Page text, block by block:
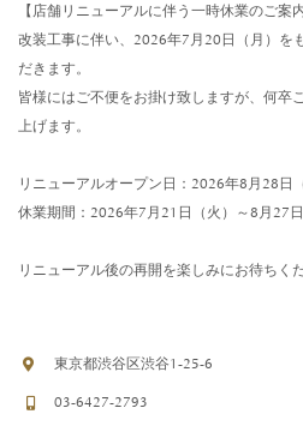
【店舗リニューアルに伴う一時休業のご案内
改装工事に伴い、2026年7月20日（月）を
だきます。
皆様にはご不便をお掛け致しますが、何卒
上げます。
リニューアルオープン日：2026年8月28日
休業期間：2026年7月21日（火）～8月27
リニューアル後の再開を楽しみにお待ちく
東京都渋谷区渋谷1-25-6
03-6427-2793